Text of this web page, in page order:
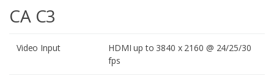
CA C3
Video Input
HDMI up to 3840 x 2160 @ 24/25/30
fps